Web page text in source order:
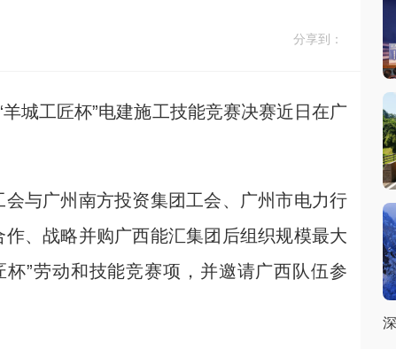
分享到：
工匠杯”电建施工技能竞赛决赛近日在广
与广州南方投资集团工会、广州市电力行
、战略并购广西能汇集团后组织规模最大
”劳动和技能竞赛项，并邀请广西队伍参